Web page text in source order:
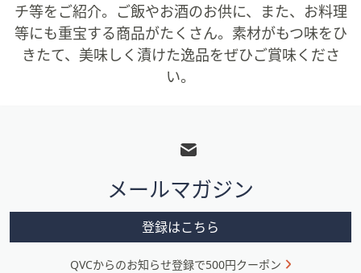
チ等をご紹介。ご飯やお酒のお供に、また、お料理
等にも重宝する商品がたくさん。素材がもつ味をひ
きたて、美味しく漬けた逸品をぜひご賞味くださ
い。
メ
ニ
メールマガジン
登録はこちら
QVCからのお知らせ登録で500円クーポン